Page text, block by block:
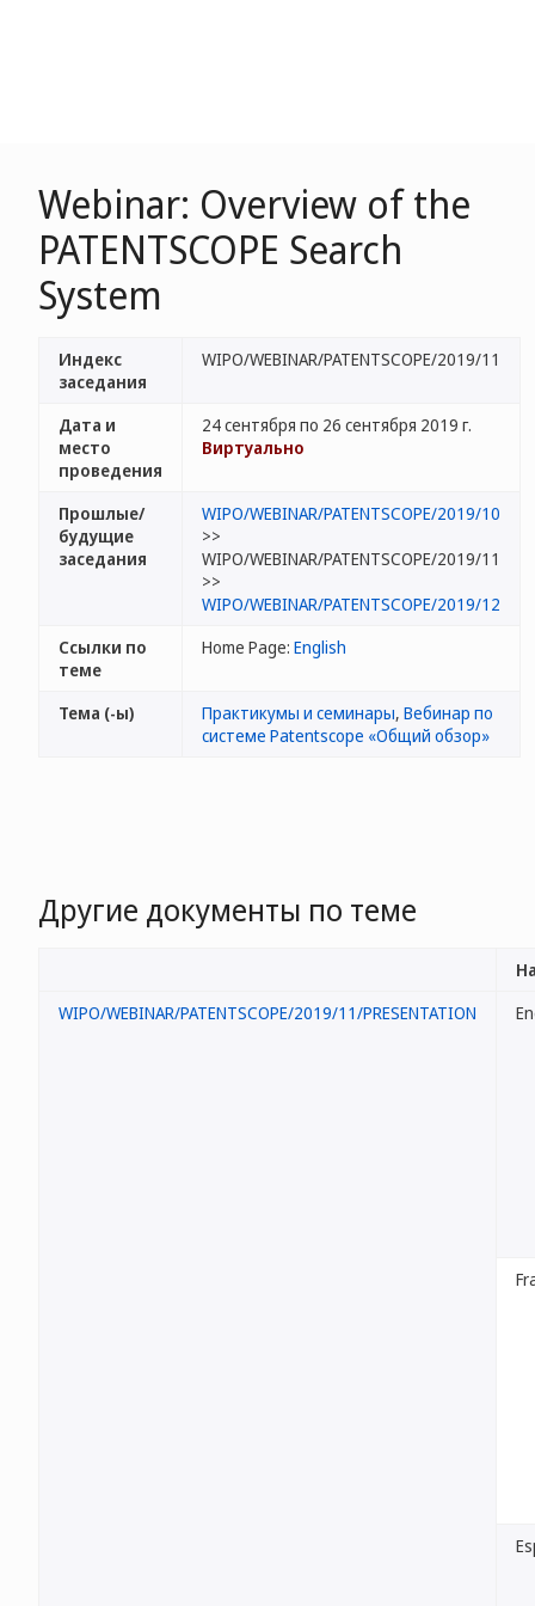
Webinar: Overview of the
PATENTSCOPE Search
System
Индекс
заседания
WIPO/WEBINAR/PATENTSCOPE/2019/11
Дата и
место
проведения
24 сентября по 26 сентября 2019 г.
Виртуально
Прошлые/
будущие
заседания
WIPO/WEBINAR/PATENTSCOPE/2019/10
>>
WIPO/WEBINAR/PATENTSCOPE/2019/11
>>
WIPO/WEBINAR/PATENTSCOPE/2019/12
Ссылки по
теме
Home Page: English
Тема (-ы) Практикумы и семинары, Вебинар по
системе Patentscope «Общий обзор»
Другие документы по теме
WIPO/WEBINAR/PATENTSCOPE/2019/11/PRESENTATION